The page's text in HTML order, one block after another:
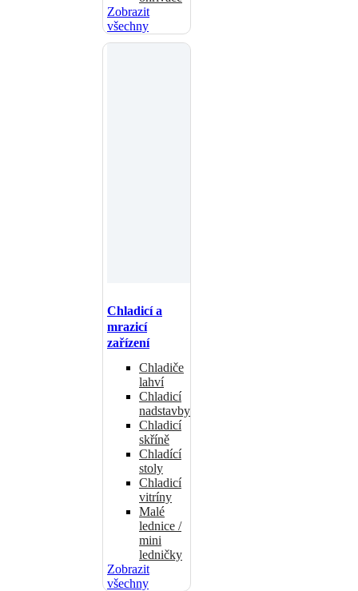
Zobrazit
všechny
Chladicí a
mrazicí
zařízení
Chladiče
lahví
Chladicí
nadstavby
Chladicí
skříně
Chladící
stoly
Chladicí
vitríny
Malé
lednice /
mini
ledničky
Zobrazit
všechny